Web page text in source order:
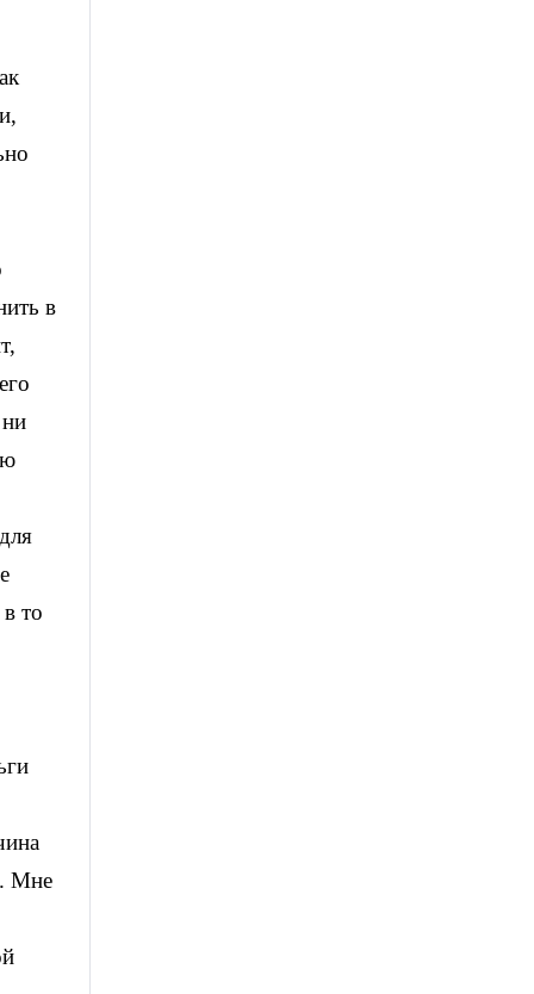
в
то
Мне